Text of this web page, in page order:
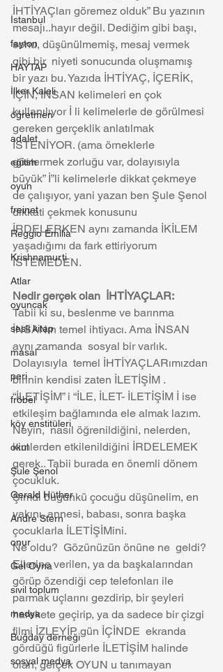
İstanbul
fayton
HAYTAP
İlker Kaleli
öğretmen
adalet
eğitim
oyun
freinet
Reggio Emilia
Krishnamurti
Atlar
oyuncak
sesli kitap
masal
peri
fröbel
köy enstitüleri
okul
Şule Şenol
Gerald Hüther
Andre Stern
onur
Gel Oyna
sivil toplum
medya
Buğday derneği
sosyal medya
İHTİYAÇları göremez olduk” Bu yazının
mesajı..hayır değil. Dediğim gibi başı,
sonu, düşünülmemiş, mesaj vermek
gibi bir  niyeti sonucunda oluşmamış
bir yazı bu. Yazıda İHTİYAÇ, İÇERİK,
İÇİN, İNSAN kelimeleri en çok
kullanılıyor İ li kelimelerle de görülmesi
gereken gerçeklik anlatılmak
İSTENİYOR. (ama örneklerle
göstermek zorluğu var, dolayısıyla
büyük” İ”li kelimelerle dikkat çekmeye
de çalışıyor, yani yazan ben Şule Şenol
dikkati çekmek konusunu
İRDELERKEN aynı zamanda İKİLEM
yaşadığımı da fark ettiriyorum
İSTEMEDEN.
Nedir gerçek olan  İHTİYAÇLAR:
Tabii ki su, beslenme ve barınma
İNSANın temel ihtiyacı. Ama İNSAN
aynı zamanda  sosyal bir varlık.
Dolayısıyla  temel İHTİYAÇLARımızdan
birinin kendisi zaten İLETİŞİM .
“İLETİŞİM” i “İLE, İLET- İLETİŞİM İ ise
etkileşim bağlamında ele almak lazım.
Neyin,  nasıl öğrenildiğini, nelerden,
kimlerden etkilenildiğini İRDELEMEK
gerek.. Tabii burada en önemli dönem
çocukluk.
Şimdi bugünkü çocuğu düşünelim, en
yakını, annesi, babası, sonra başka
çocuklarla İLETİŞİMini.
Ne oldu?  Gözünüzün önüne ne  geldi?
Ellerine verilen, ya da başkalarından
görüp özendiği cep telefonları ile
parmak uçlarını gezdirip, bir şeyleri
harekete geçirip, ya da sadece bir çizgi
filmi İZLEYİP gün İÇİNDE  ekranda
gördüğü figürlerle İLETİŞİM halinde
olan, gerçek OYUN u tanımayan